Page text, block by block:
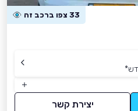
33 צפו ברכב זה
*
יצירת קשר